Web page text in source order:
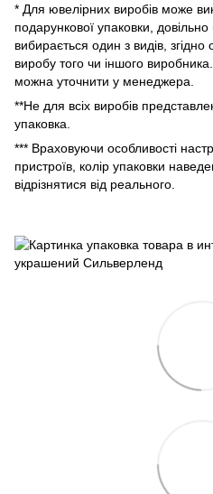
* Для ювелірних виробів може
подарункової упаковки,
вибирається один з видів,
виробу того чи іншого
можна уточнити у менеджера.
**Не для всіх виробів
упаковка.
*** Враховуючи особливості
пристроїв, колір упаковки
відрізнятися від реального.